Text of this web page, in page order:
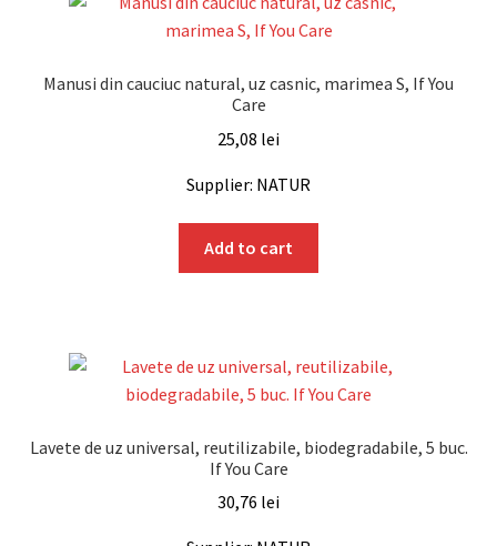
Manusi din cauciuc natural, uz casnic, marimea S, If You
Care
25,08 lei
Supplier: NATUR
Add to cart
Lavete de uz universal, reutilizabile, biodegradabile, 5 buc.
If You Care
30,76 lei